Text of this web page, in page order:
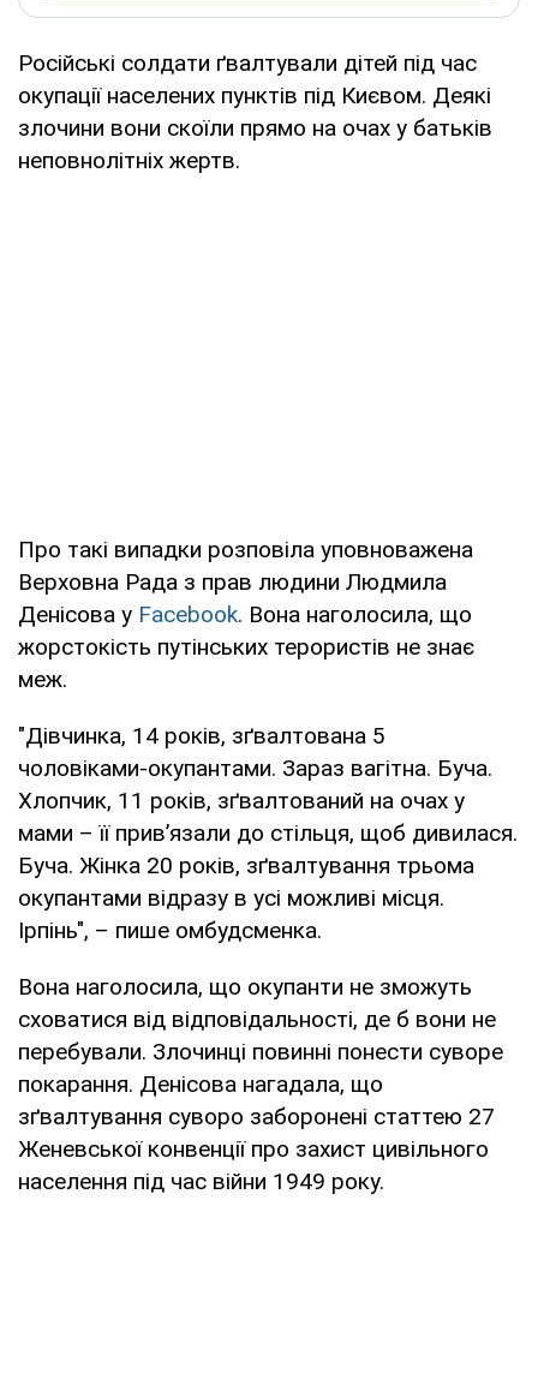
Російські солдати ґвалтували дітей під час
окупації населених пунктів під Києвом. Деякі
злочини вони скоїли прямо на очах у батьків
неповнолітніх жертв.
Про такі випадки розповіла уповноважена
Верховна Рада з прав людини Людмила
Денісова у Facebook. Вона наголосила, що
жорстокість путінських терористів не знає
меж.
"Дівчинка, 14 років, зґвалтована 5
чоловіками-окупантами. Зараз вагітна. Буча.
Хлопчик, 11 років, зґвалтований на очах у
мами – її прив’язали до стільця, щоб дивилася.
Буча. Жінка 20 років, зґвалтування трьома
окупантами відразу в усі можливі місця.
Ірпінь", – пише омбудсменка.
Вона наголосила, що окупанти не зможуть
сховатися від відповідальності, де б вони не
перебували. Злочинці повинні понести суворе
покарання. Денісова нагадала, що
зґвалтування суворо заборонені статтею 27
Женевської конвенції про захист цивільного
населення під час війни 1949 року.